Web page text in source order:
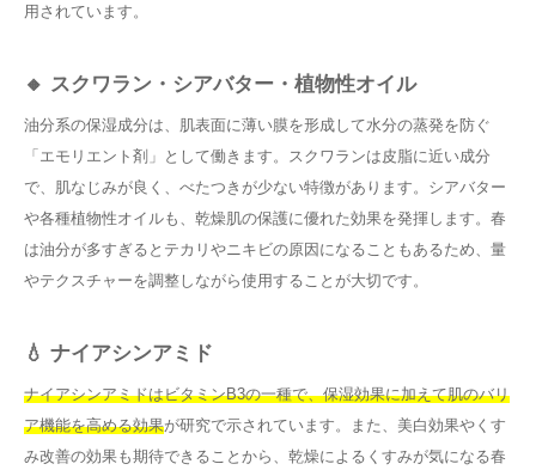
用されています。
🔸 スクワラン・シアバター・植物性オイル
油分系の保湿成分は、肌表面に薄い膜を形成して水分の蒸発を防ぐ
「エモリエント剤」として働きます。スクワランは皮脂に近い成分
で、肌なじみが良く、べたつきが少ない特徴があります。シアバター
や各種植物性オイルも、乾燥肌の保護に優れた効果を発揮します。春
は油分が多すぎるとテカリやニキビの原因になることもあるため、量
やテクスチャーを調整しながら使用することが大切です。
💧 ナイアシンアミド
ナイアシンアミドはビタミンB3の一種で、保湿効果に加えて肌のバリ
ア機能を高める効果が研究で示されています。また、美白効果やくす
み改善の効果も期待できることから、乾燥によるくすみが気になる春